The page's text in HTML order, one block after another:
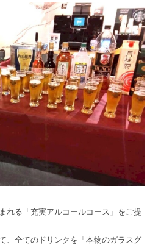
れる「充実アルコールコース」をご提
、全てのドリンクを「本物のガラスグ